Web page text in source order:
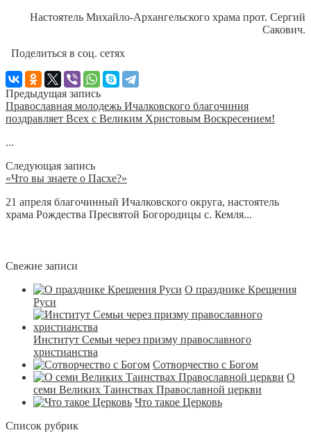
Настоятель Михайло-Архангельского храма прот. Сергий
Сакович.
Поделиться в соц. сетях
Предыдущая запись
Православная молодежь Ичалковского благочиния
поздравляет Всех с Великим Христовым Воскресением!
...
Следующая запись
«Что вы знаете о Пасхе?»
21 апреля благочинный Ичалковского округа, настоятель
храма Рождества Пресвятой Богородицы с. Кемля...
Свежие записи
О празднике Крещения
Руси
Институт Семьи через призму православного
христианства
Сотворчество с Богом
О
семи Великих Таинствах Православной церкви
Что такое Церковь
Список рубрик